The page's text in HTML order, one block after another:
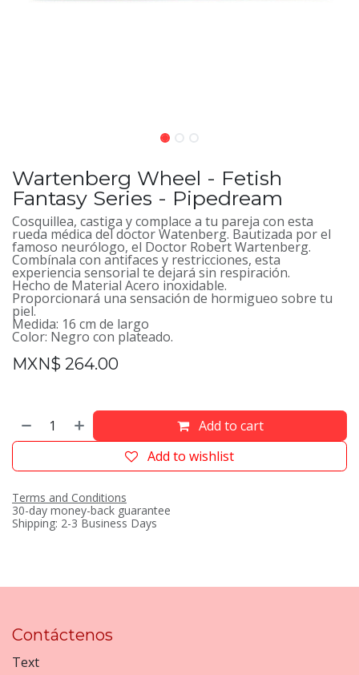
Wartenberg Wheel - Fetish
Fantasy Series - Pipedream
Cosquillea, castiga y complace a tu pareja con esta
rueda médica del doctor Watenberg. Bautizada por el
famoso neurólogo, el Doctor Robert Wartenberg.
Combínala con antifaces y restricciones, esta
experiencia sensorial te dejará sin respiración.
Hecho de Material Acero inoxidable.
Proporcionará una sensación de hormigueo sobre tu
piel.
Medida: 16 cm de largo
Color: Negro con plateado.
MXN$ 264.00
Add to cart
Add to wishlist
Terms and Conditions
30-day money-back guarantee
Shipping: 2-3 Business Days
Contáctenos
Text